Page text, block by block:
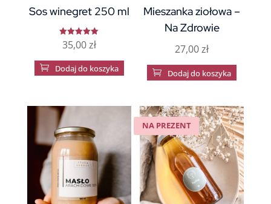
Sos winegret 250 ml
Oceniono
5.00
35,00zł
 Dodaj do koszyka
Mieszanka ziołowa –
Na Zdrowie
27,00zł
 Dodaj do koszyka
NA PREZENT